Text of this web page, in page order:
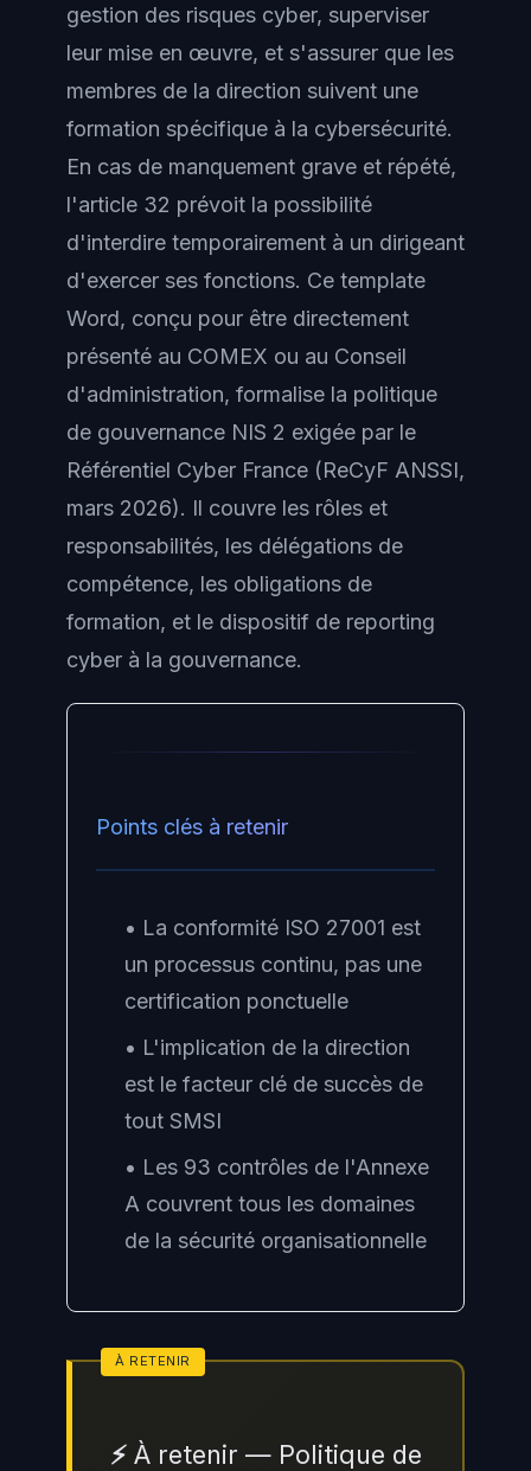
gestion des risques cyber, superviser
leur mise en œuvre, et s'assurer que les
membres de la direction suivent une
formation spécifique à la cybersécurité.
En cas de manquement grave et répété,
l'article 32 prévoit la possibilité
d'interdire temporairement à un dirigeant
d'exercer ses fonctions. Ce template
Word, conçu pour être directement
présenté au COMEX ou au Conseil
d'administration, formalise la politique
de gouvernance NIS 2 exigée par le
Référentiel Cyber France (ReCyF ANSSI,
mars 2026). Il couvre les rôles et
responsabilités, les délégations de
compétence, les obligations de
formation, et le dispositif de reporting
cyber à la gouvernance.
Points clés à retenir
• La conformité ISO 27001 est
un processus continu, pas une
certification ponctuelle
• L'implication de la direction
est le facteur clé de succès de
tout SMSI
• Les 93 contrôles de l'Annexe
A couvrent tous les domaines
de la sécurité organisationnelle
⚡ À retenir — Politique de